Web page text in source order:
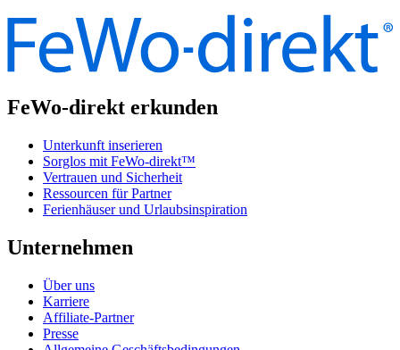
FeWo-direkt erkunden
Unterkunft inserieren
Sorglos mit FeWo-direkt™
Vertrauen und Sicherheit
Ressourcen für Partner
Ferienhäuser und Urlaubsinspiration
Unternehmen
Über uns
Karriere
Affiliate-Partner
Presse